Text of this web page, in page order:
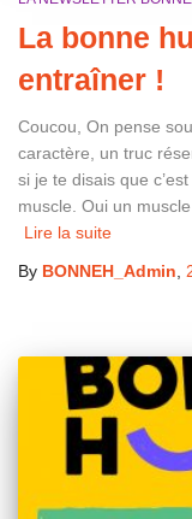
La bonne
entraîner !
Coucou, On pense
caractère, un truc
si je te disais que
muscle. Oui un
Lire la suite
By BONNEH_Admin